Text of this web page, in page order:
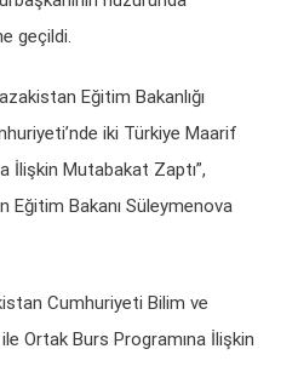
geçildi.
Eğitim Bakanlığı
iki Türkiye Maarif
İlişkin Mutabakat Zaptı”,
Eğitim Bakanı Süleymenova
Cumhuriyeti Bilim ve
Ortak Burs Programına İlişkin